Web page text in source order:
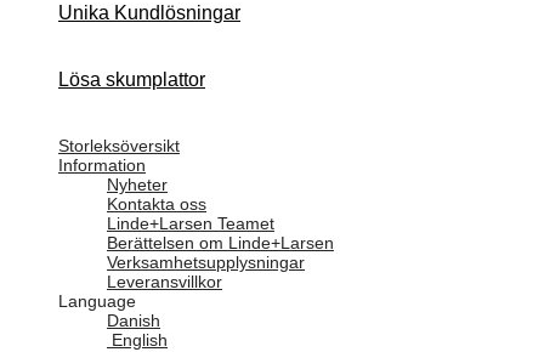
Unika Kundlösningar
Lösa skumplattor
Storleksöversikt
Information
Nyheter
Kontakta oss
Linde+Larsen Teamet
Berättelsen om Linde+Larsen
Verksamhetsupplysningar
Leveransvillkor
Language
Danish
English